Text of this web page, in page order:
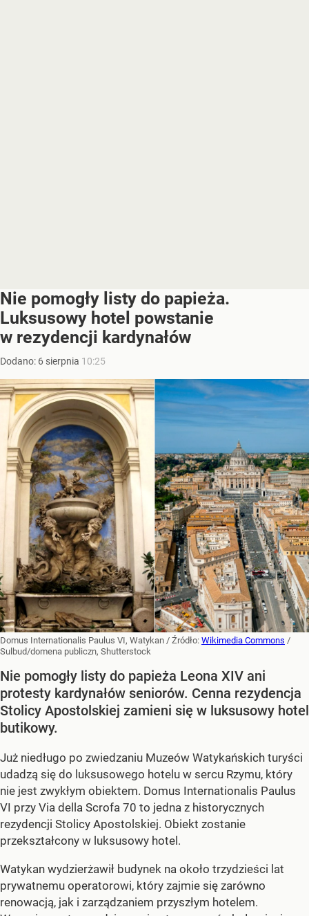
Nie pomogły listy do papieża.
Luksusowy hotel powstanie
w rezydencji kardynałów
Dodano: 6 sierpnia 10:25
Domus Internationalis Paulus VI, Watykan / Źródło: Wikimedia Commons /
Sulbud/domena publiczn, Shutterstock
Nie pomogły listy do papieża Leona XIV ani
protesty kardynałów seniorów. Cenna rezydencja
Stolicy Apostolskiej zamieni się w luksusowy hotel
butikowy.
Już niedługo po zwiedzaniu Muzeów Watykańskich turyści
udadzą się do luksusowego hotelu w sercu Rzymu, który
nie jest zwykłym obiektem. Domus Internationalis Paulus
VI przy Via della Scrofa 70 to jedna z historycznych
rezydencji Stolicy Apostolskiej. Obiekt zostanie
przekształcony w luksusowy hotel.
Watykan wydzierżawił budynek na około trzydzieści lat
prywatnemu operatorowi, który zajmie się zarówno
renowacją, jak i zarządzaniem przyszłym hotelem.